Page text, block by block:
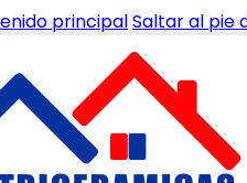
principalSaltar al pie